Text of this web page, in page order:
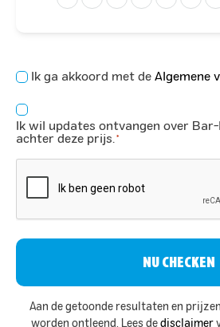
Concent
Ik ga akkoord met de Algemene
Consent
*
Ik wil updates ontvangen over
achter deze prijs.*
CAPTCHA
Aan de getoonde resultaten en
worden ontleend. Lees de disclaimer